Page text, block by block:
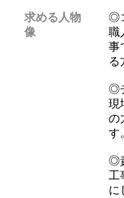
求める人物
像
◎
職
事
る
◎
現
の
す。
◎
工
に